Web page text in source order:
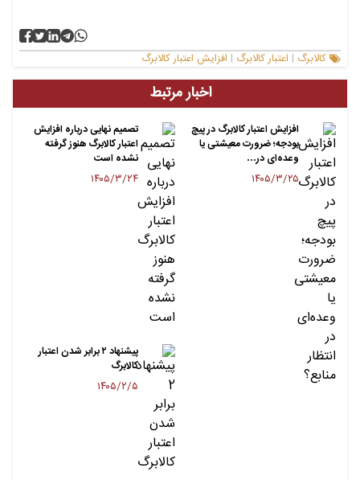
کالابرگ | اعتبار کالابرگ | افزایش اعتبار کالابرگ
اخبار مرتبط
افزایش اعتبار کالابرگ در پیچ
بودجه؛ ضرورت معیشتی یا
وعده‌ای در…
۱۴۰۵/۳/۲۵
تصمیم نهایی درباره افزایش
اعتبار کالابرگ هنوز گرفته
نشده است
۱۴۰۵/۳/۲۴
پیشنهاد ۲ برابر شدن اعتبار
کالابرگ
۱۴۰۵/۲/۵